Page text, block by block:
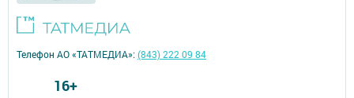
Телефон АО «ТАТМЕДИА»:(843) 222 09 84
16+